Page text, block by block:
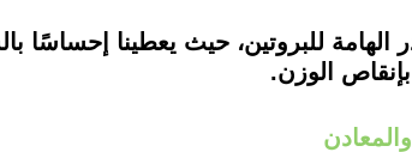
الهامة للبروتين، حيث يعطينا إحساسًا
الوزن.